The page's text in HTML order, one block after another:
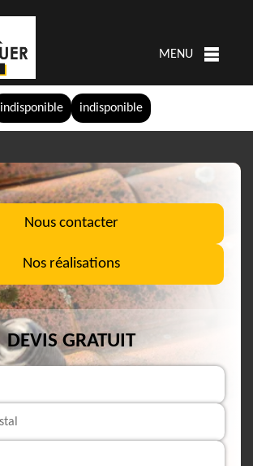
indisponible indisponible
MENU
Nous contacter
Nos réalisations
DEVIS GRATUIT